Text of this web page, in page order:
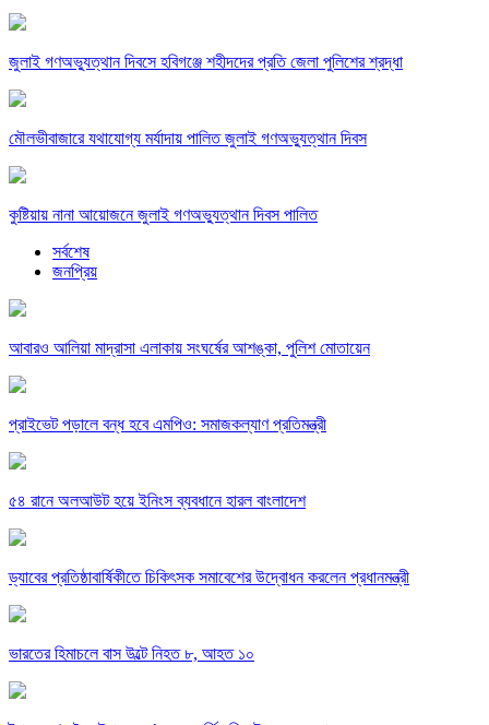
জুলাই গণঅভ্যুত্থান দিবসে হবিগঞ্জে শহীদদের প্রতি জেলা পুলিশের শ্রদ্ধা
মৌলভীবাজারে যথাযোগ্য মর্যাদায় পালিত জুলাই গণঅভ্যুত্থান দিবস
কুষ্টিয়ায় নানা আয়োজনে জুলাই গণঅভ্যুত্থান দিবস পালিত
সর্বশেষ
জনপ্রিয়
আবারও আলিয়া মাদ্রাসা এলাকায় সংঘর্ষের আশঙ্কা, পুলিশ মোতায়েন
প্রাইভেট পড়ালে বন্ধ হবে এমপিও: সমাজকল্যাণ প্রতিমন্ত্রী
৫৪ রানে অলআউট হয়ে ইনিংস ব্যবধানে হারল বাংলাদেশ
ড্যাবের প্রতিষ্ঠাবার্ষিকীতে চিকিৎসক সমাবেশের উদ্বোধন করলেন প্রধানমন্ত্রী
ভারতের হিমাচলে বাস উল্টে নিহত ৮, আহত ১০